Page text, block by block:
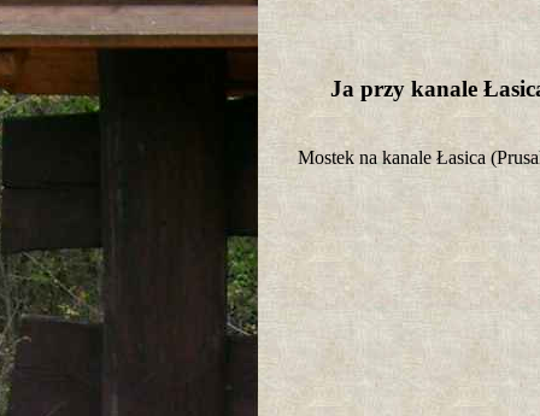
Ja przy kanale
Mostek na kanale Łasica